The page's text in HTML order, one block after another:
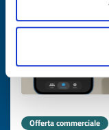
Offerta commerciale